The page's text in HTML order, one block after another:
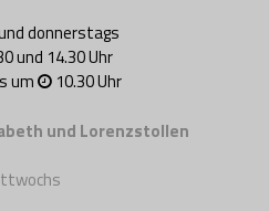
donnerstags
und 14.30 Uhr
um
10.30 Uhr
und Lorenzstollen